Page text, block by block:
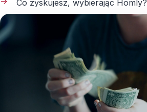
Co zyskujesz, wybierając Homly?